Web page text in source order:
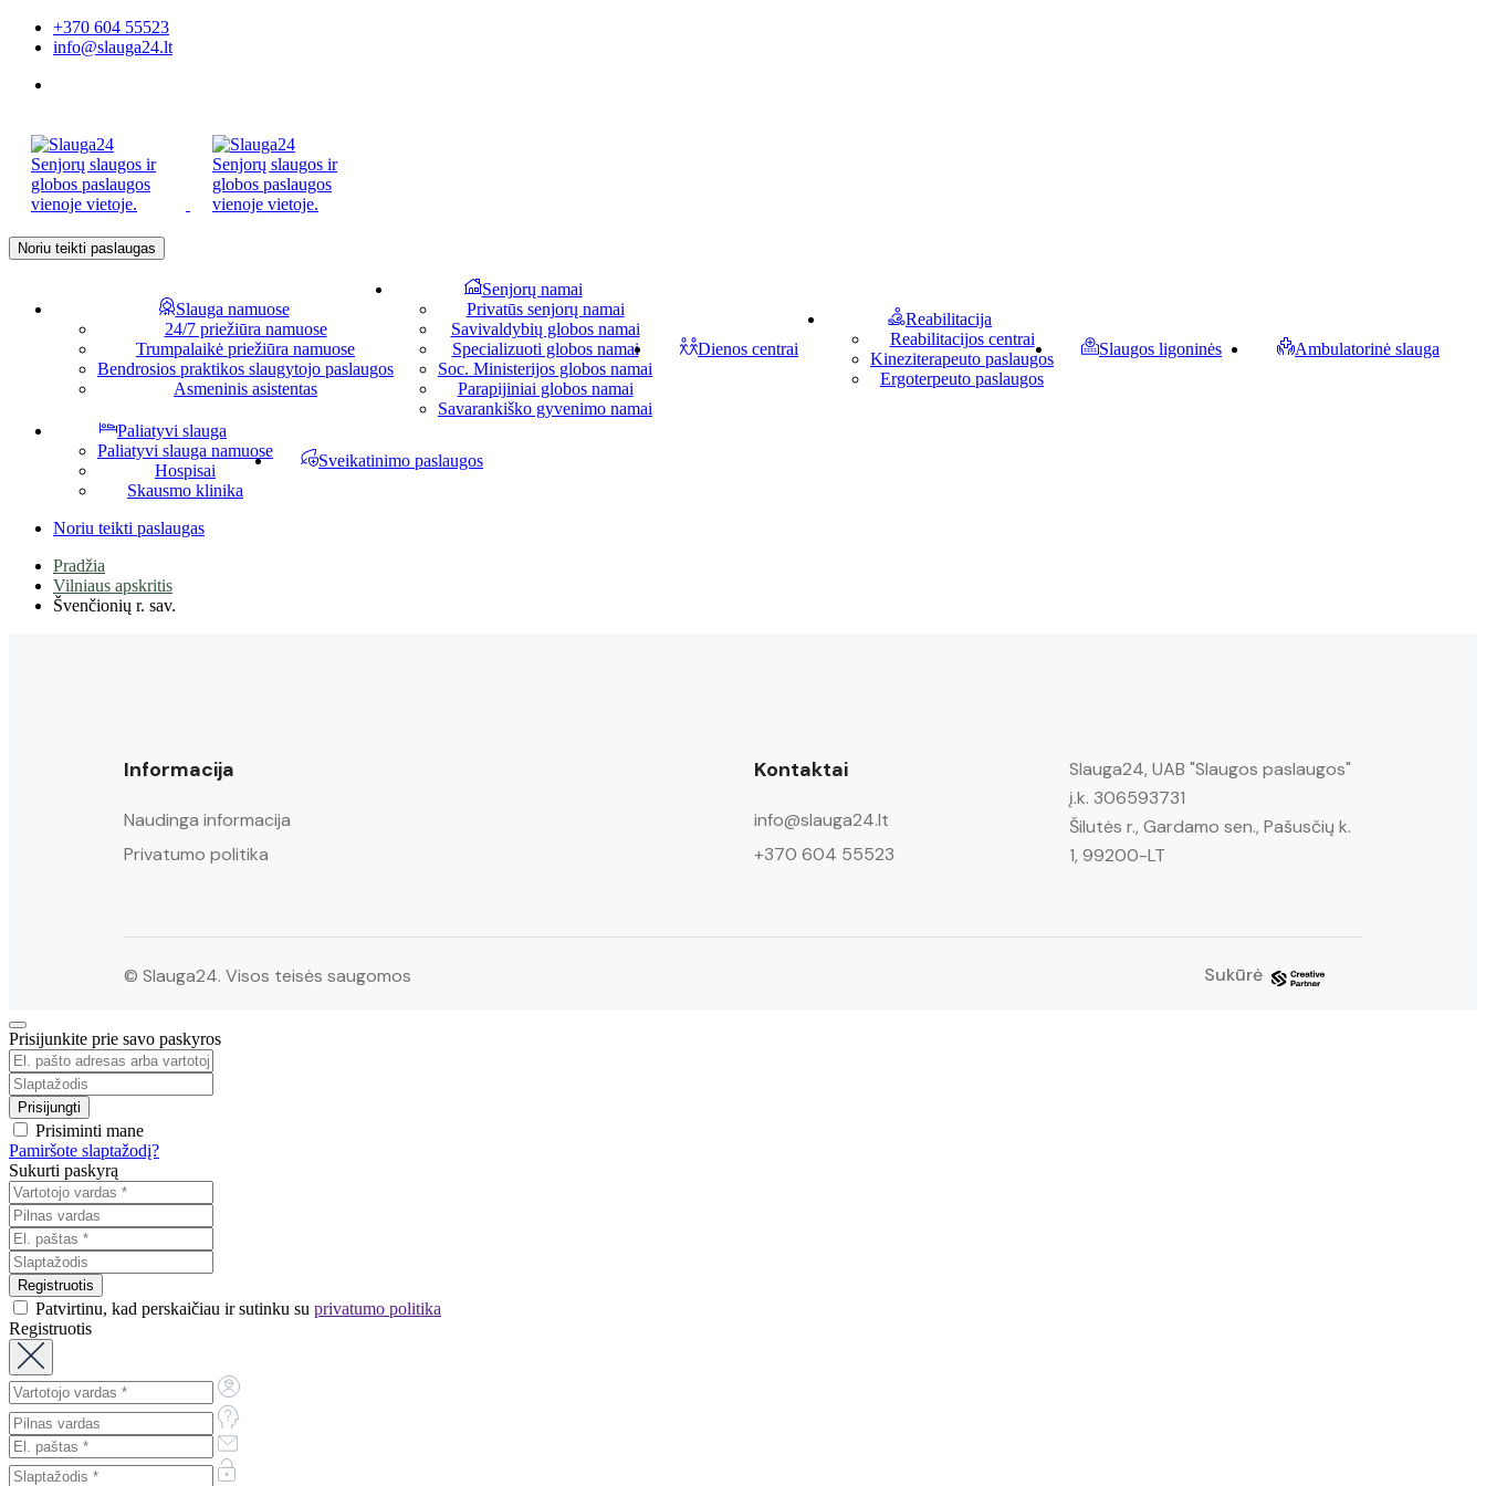
+370 604 55523
info@slauga24.lt
Noriu teikti paslaugas
Slauga namuose
24/7 priežiūra namuose
Trumpalaikė priežiūra namuose
Bendrosios praktikos slaugytojo paslaugos
Asmeninis asistentas
Senjorų namai
Privatūs senjorų namai
Savivaldybių globos namai
Specializuoti globos namai
Soc. Ministerijos globos namai
Parapijiniai globos namai
Savarankiško gyvenimo namai
Dienos centrai
Reabilitacija
Reabilitacijos centrai
Kineziterapeuto paslaugos
Ergoterpeuto paslaugos
Slaugos ligoninės Ambulatorinė slauga
Paliatyvi slauga
Paliatyvi slauga namuose
Hospisai
Skausmo klinika
Sveikatinimo paslaugos
Noriu teikti paslaugas
Pradžia
Vilniaus apskritis
Švenčionių r. sav.
Informacija
Naudinga informacija
Privatumo politika
Kontaktai
info@slauga24.lt
+370 604 55523
Slauga24, UAB "Slaugos paslaugos"
į.k. 306593731
Šilutės r., Gardamo sen., Pašusčių k.
1, 99200-LT
© Slauga24. Visos teisės saugomos Sukūrė
Prisijunkite prie savo paskyros
Prisiminti mane
Pamiršote slaptažodį?
Sukurti paskyrą
Patvirtinu, kad perskaičiau ir sutinku su privatumo politika
Registruotis